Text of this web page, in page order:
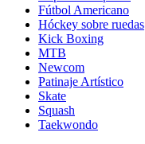
Fútbol Americano
Hóckey sobre ruedas
Kick Boxing
MTB
Newcom
Patinaje Artístico
Skate
Squash
Taekwondo